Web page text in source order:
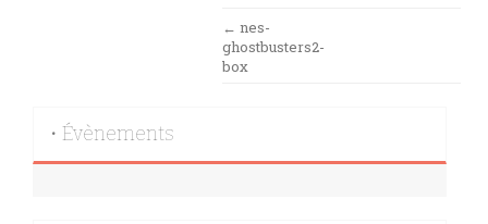
Post
navigation
← nes-
ghostbusters2-
box
• Évènements